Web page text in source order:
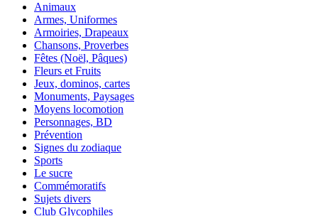
Animaux
Armes, Uniformes
Armoiries, Drapeaux
Chansons, Proverbes
Fêtes (Noël, Pâques)
Fleurs et Fruits
Jeux, dominos, cartes
Monuments, Paysages
Moyens locomotion
Personnages, BD
Prévention
Signes du zodiaque
Sports
Le sucre
Commémoratifs
Sujets divers
Club Glycophiles